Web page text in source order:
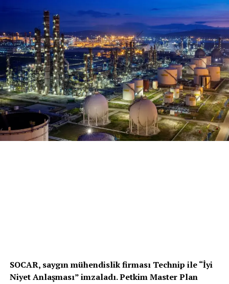
SOCAR, saygın mühendislik firması Technip ile “İyi
Niyet Anlaşması” imzaladı. Petkim Master Plan